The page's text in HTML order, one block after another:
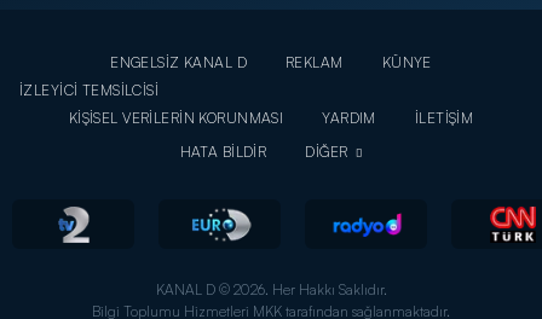
ENGELSİZ KANAL D REKLAM
KÜNYE
İZLEYİCİ TEMSİLCİSİ
KİŞİSEL VERİLERİN KORUNMASI
YARDIM
İLETİŞİM
HATA BİLDİR
DİĞER
KANAL D © 2026. Her Hakkı Saklıdır.
Bilgi Toplumu Hizmetleri MKK tarafından sağlanmaktadır.